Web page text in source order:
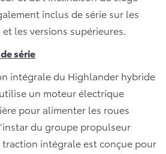
inclus de série sur les
les versions supérieures.
série
intégrale du Highlander hybride
un moteur électrique
pour alimenter les roues
du groupe propulseur
intégrale est conçue pour